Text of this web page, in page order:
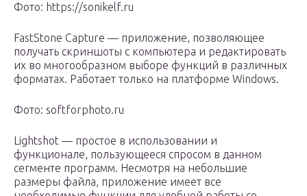
Фото: https://sonikelf.ru
FastStone Capture — приложение, позволяющее
получать скриншоты с компьютера и редактировать
их во многообразном выборе функций в различных
форматах. Работает только на платформе Windows.
Фото: softforphoto.ru
Lightshot — простое в использовании и
функционале, пользующееся спросом в данном
сегменте программ. Несмотря на небольшие
размеры файла, приложение имеет все